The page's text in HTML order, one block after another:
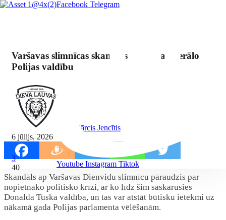
Facebook Telegram
Youtube Instagram Tiktok
Varšavas slimnīcas skandāls satricina liberālo
Polijas valdību
By Mārcis Jencītis
6 jūlijs, 2026
3
40
Skandāls ap Varšavas Dienvidu slimnīcu pāraudzis par
nopietnāko politisko krīzi, ar ko līdz šim saskārusies
Donalda Tuska valdība, un tas var atstāt būtisku ietekmi uz
nākamā gada Polijas parlamenta vēlēšanām.